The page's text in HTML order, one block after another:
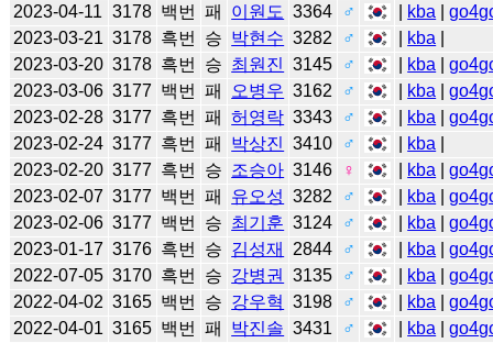
2023-04-11 3178 백번 패 이원도 3364 ♂ kba |
2023-03-21 3178 흑번 승 박현수 3282 ♂ kba
2023-03-20 3178 흑번 승 최원진 3145 ♂ kba |
2023-03-06 3177 백번 패 오병우 3162 ♂ kba |
2023-02-28 3177 흑번 패 허영락 3343 ♂ kba |
2023-02-24 3177 흑번 패 박상진 3410 ♂ kba
2023-02-20 3177 흑번 승 조승아 3146 ♀ kba |
2023-02-07 3177 백번 패 유오성 3282 ♂ kba |
2023-02-06 3177 백번 승 최기훈 3124 ♂ kba |
2023-01-17 3176 흑번 승 김성재 2844 ♂ kba |
2022-07-05 3170 흑번 승 강병권 3135 ♂ kba |
2022-04-02 3165 백번 승 강우혁 3198 ♂ kba |
2022-04-01 3165 백번 패 박진솔 3431 ♂ kba |